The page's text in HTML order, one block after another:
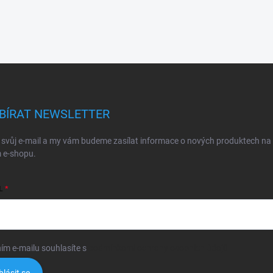
NEWSLETTER
e-mail a my vám budeme zasílat informace o nových produktech na
e-shopu.
e-mailu souhlasíte s